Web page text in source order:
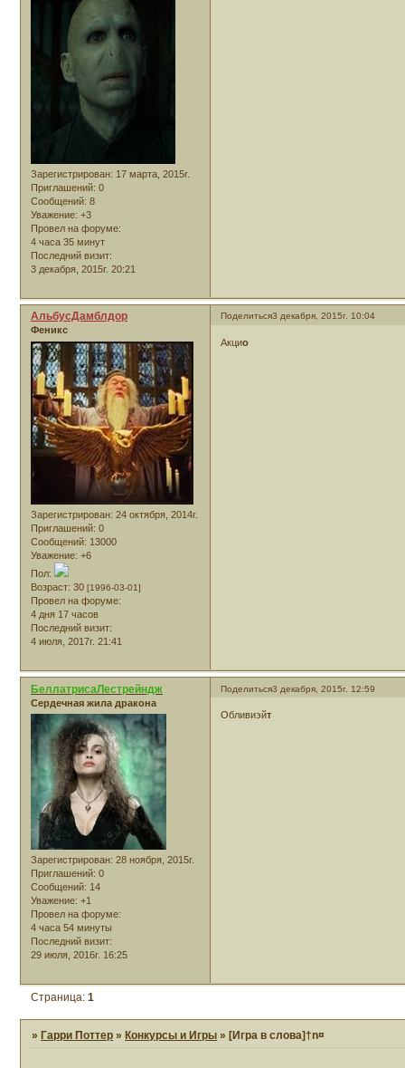
Зарегистрирован: 17 марта, 2015г.
Приглашений: 0
Сообщений: 8
Уважение: +3
Провел на форуме:
4 часа 35 минут
Последний визит:
3 декабря, 2015г. 20:21
Поделиться3 декабря, 2015г. 10:04
АльбусДамблдор
Феникс
Зарегистрирован: 24 октября, 2014г.
Приглашений: 0
Сообщений: 13000
Уважение: +6
Пол:
Возраст: 30 [1996-03-01]
Провел на форуме:
4 дня 17 часов
Последний визит:
4 июля, 2017г. 21:41
Акцио
Поделиться3 декабря, 2015г. 12:59
БеллатрисаЛестрейндж
Сердечная жила дракона
Зарегистрирован: 28 ноября, 2015г.
Приглашений: 0
Сообщений: 14
Уважение: +1
Провел на форуме:
4 часа 54 минуты
Последний визит:
29 июля, 2016г. 16:25
Обливиэйт
Страница:1
»Гарри Поттер »Конкурсы и Игры »[Игра в слова]†n¤